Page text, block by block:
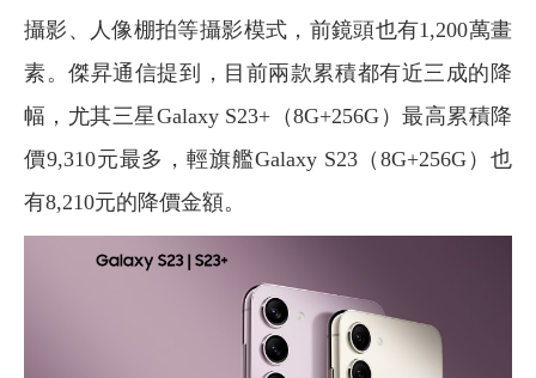
攝影、人像棚拍等攝影模式，前鏡頭也有1,200萬畫
素。傑昇通信提到，目前兩款累積都有近三成的降
幅，尤其三星Galaxy S23+（8G+256G）最高累積降
價9,310元最多，輕旗艦Galaxy S23（8G+256G）也
有8,210元的降價金額。